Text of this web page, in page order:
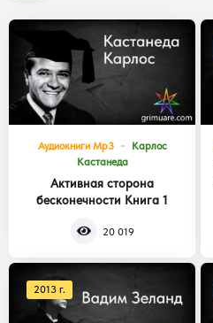
Аудиокниги Mp3
Карлос
Кастанеда
Активная сторона
бесконечности Книга 1
20 019
2013 г.